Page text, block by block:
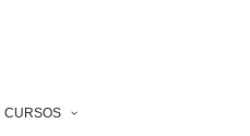
CURSOS